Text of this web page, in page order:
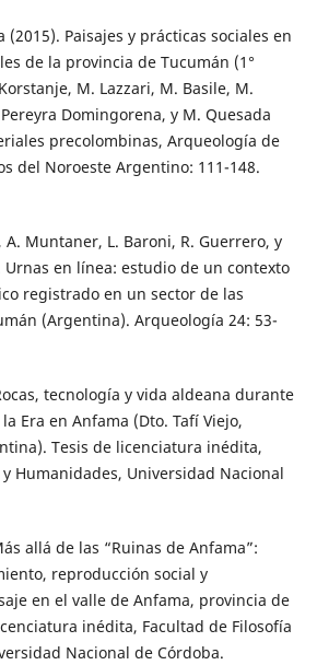
(2015). Paisajes y prácticas sociales en
de la provincia de Tucumán (1°
M. Lazzari, M. Basile, M.
Domingorena, y M. Quesada
precolombinas, Arqueología de
del Noroeste Argentino: 111-148.
A. Muntaner, L. Baroni, R. Guerrero, y
Urnas en línea: estudio de un contexto
registrado en un sector de las
(Argentina). Arqueología 24: 53-
tecnología y vida aldeana durante
Era en Anfama (Dto. Tafí Viejo,
Tesis de licenciatura inédita,
Humanidades, Universidad Nacional
allá de las “Ruinas de Anfama”:
reproducción social y
en el valle de Anfama, provincia de
inédita, Facultad de Filosofía
Nacional de Córdoba.